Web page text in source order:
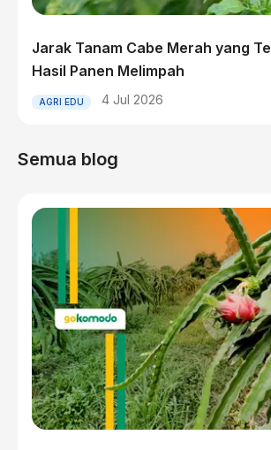
Jarak Tanam Cabe Merah yang
Hasil Panen Melimpah
AGRI EDU 4 Jul 2026
Semua blog